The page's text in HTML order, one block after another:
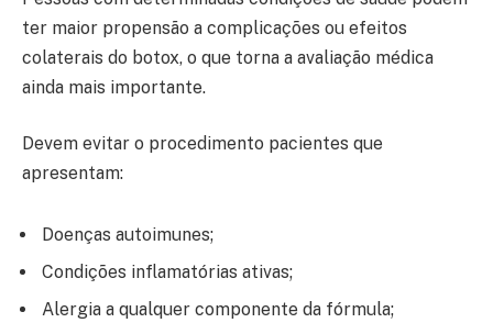
ter maior propensão a complicações ou efeitos
colaterais do botox, o que torna a avaliação médica
ainda mais importante.
Devem evitar o procedimento pacientes que
apresentam:
Doenças autoimunes;
Condições inflamatórias ativas;
Alergia a qualquer componente da fórmula;